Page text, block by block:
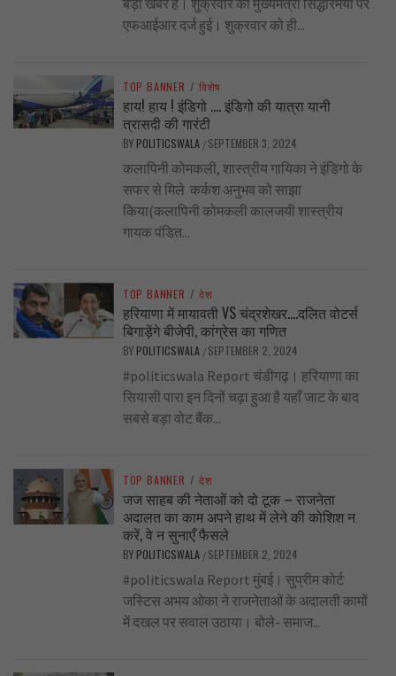
बड़ी खबर हैं। शुक्रवार को मुख्यमंत्री सिद्धारमैया पर
एफआईआर दर्ज हुई। शुक्रवार को ही...
TOP BANNER / विशेष
हाय! हाय ! इंडिगो …. इंडिगो की यात्रा यानी
त्रासदी की गारंटी
BY POLITICSWALA / SEPTEMBER 3, 2024
कलापिनी कोमकली, शास्त्रीय गायिका ने इंडिगो के
सफर से मिले कर्कश अनुभव को साझा
किया(कलापिनी कोमकली कालजयी शास्त्रीय
गायक पंडित...
TOP BANNER / देश
हरियाणा में मायावती VS चंद्रशेखर….दलित वोटर्स
बिगाड़ेंगे बीजेपी, कांग्रेस का गणित
BY POLITICSWALA / SEPTEMBER 2, 2024
#politicswala Report चंडीगढ़। हरियाणा का
सियासी पारा इन दिनों चढ़ा हुआ है यहाँ जाट के बाद
सबसे बड़ा वोट बैंक...
TOP BANNER / देश
जज साहब की नेताओं को दो टूक – राजनेता
अदालत का काम अपने हाथ में लेने की कोशिश न
करें, वे न सुनाएँ फैसले
BY POLITICSWALA / SEPTEMBER 2, 2024
#politicswala Report मुंबई। सुप्रीम कोर्ट
जस्टिस अभय ओका ने राजनेताओं के अदालती कामों
में दखल पर सवाल उठाया। बोले- समाज...